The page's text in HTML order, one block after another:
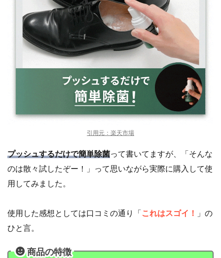
引用元：楽天市場
プッシュするだけで簡単除菌って書いてますが、「そんな
のは散々試したぞー！」って思いながら実際に購入して使
用してみました。
使用した感想としては口コミの通り「 これはスゴイ！
」の
ひと言。
商品の特徴